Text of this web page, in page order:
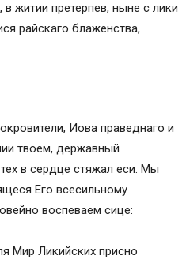
житии претерпев, ныне с лики
райскаго блаженства,
Иова праведнаго и
твоем, державный
в сердце стяжал еси. Мы
Его всесильному
воспеваем сице:
Мир Ликийских присно